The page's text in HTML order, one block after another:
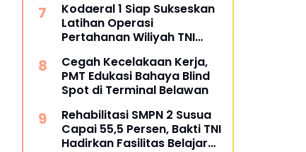
Pengembangan Terminal
Kodaeral 1 Siap Sukseskan
Latihan Operasi
Pertahanan Wiliyah TNI
Cegah Kecelakaan Kerja,
PMT Edukasi Bahaya Blind
Spot di Terminal Belawan
Rehabilitasi SMPN 2 Susua
Capai 55,5 Persen, Bakti TNI
Hadirkan Fasilitas Belajar